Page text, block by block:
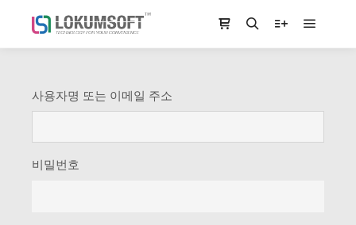
사용자명 또는 이메일 주소
비밀번호